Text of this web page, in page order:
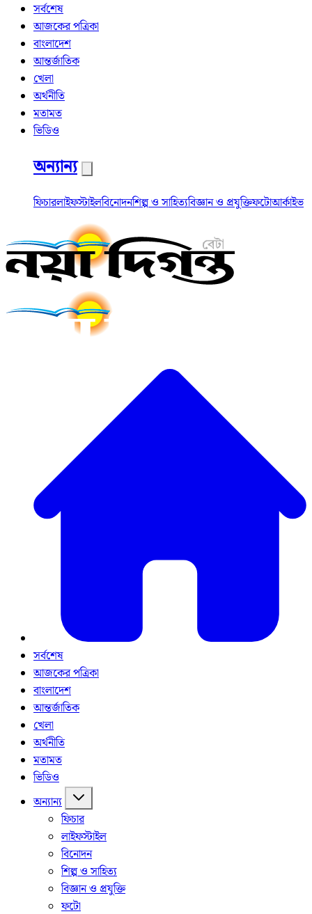
সর্বশেষ
আজকের পত্রিকা
বাংলাদেশ
আন্তর্জাতিক
খেলা
অর্থনীতি
মতামত
ভিডিও
অন্যান্য
ফিচারলাইফস্টাইলবিনোদনশিল্প ও সাহিত্যবিজ্ঞান ও প্রযুক্তিফটোআর্কাইভ
সর্বশেষ
আজকের পত্রিকা
বাংলাদেশ
আন্তর্জাতিক
খেলা
অর্থনীতি
মতামত
ভিডিও
অন্যান্য
ফিচার
লাইফস্টাইল
বিনোদন
শিল্প ও সাহিত্য
বিজ্ঞান ও প্রযুক্তি
ফটো